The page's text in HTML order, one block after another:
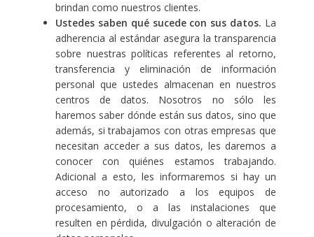
brindan como nuestros clientes.
Ustedes saben qué sucede con sus datos. La
adherencia al estándar asegura la transparencia
sobre nuestras políticas referentes al retorno,
transferencia y eliminación de información
personal que ustedes almacenan en nuestros
centros de datos. Nosotros no sólo les
haremos saber dónde están sus datos, sino que
además, si trabajamos con otras empresas que
necesitan acceder a sus datos, les daremos a
conocer con quiénes estamos trabajando.
Adicional a esto, les informaremos si hay un
acceso no autorizado a los equipos de
procesamiento, o a las instalaciones que
resulten en pérdida, divulgación o alteración de